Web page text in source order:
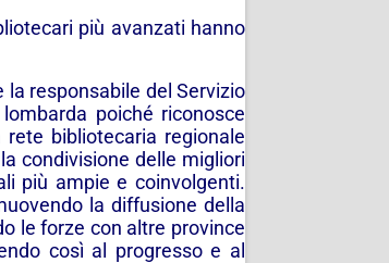
più avanzati hanno
la responsabile del Servizio
poiché riconosce
bibliotecaria regionale
condivisione delle migliori
più ampie e coinvolgenti.
la diffusione della
le forze con altre province
così al progresso e al